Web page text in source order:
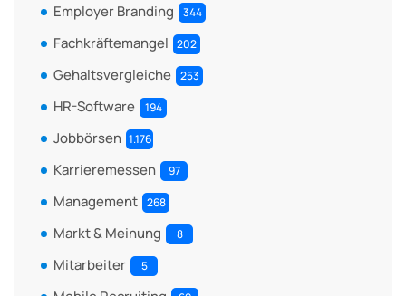
Employer Branding 344
Fachkräftemangel 202
Gehaltsvergleiche 253
HR-Software 194
Jobbörsen 1.176
Karrieremessen 97
Management 268
Markt & Meinung 8
Mitarbeiter 5